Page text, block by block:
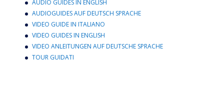
AUDIO GUIDES IN ENGLISH
AUDIOGUIDES AUF DEUTSCH SPRACHE
VIDEO GUIDE IN ITALIANO
VIDEO GUIDES IN ENGLISH
VIDEO ANLEITUNGEN AUF DEUTSCHE SPRACHE
TOUR GUIDATI